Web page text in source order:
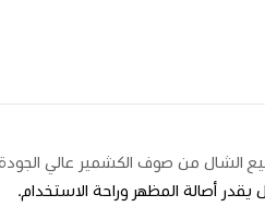
من صوف الكشمير عالي الجودة
أصالة المظهر وراحة الاستخدام.